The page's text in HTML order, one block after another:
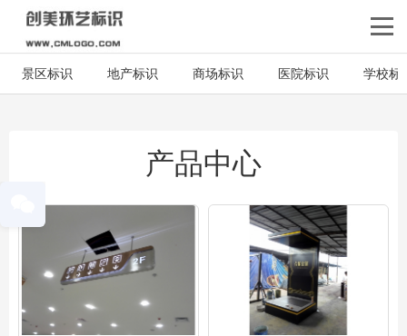
景区标识 地产标识 商场标识 医院标识 学校标
产品中心